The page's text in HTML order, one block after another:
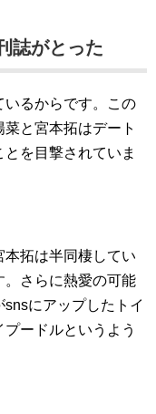
誌がとった
いるからです。この
と宮本拓はデート
を目撃されていま
本拓は半同棲してい
。さらに熱愛の可能
にアップしたトイ
ードルというよう